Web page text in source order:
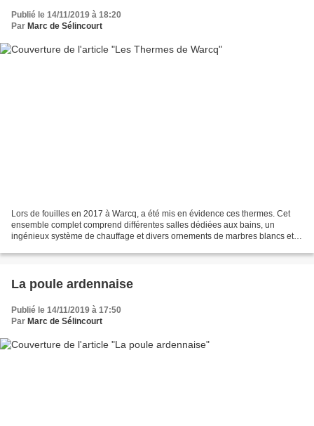
Publié le 14/11/2019 à 18:20
Par Marc de Sélincourt
Lors de fouilles en 2017 à Warcq, a été mis en évidence ces thermes. Cet
ensemble complet comprend différentes salles dédiées aux bains, un
ingénieux système de chauffage et divers ornements de marbres blancs et
La poule ardennaise
Publié le 14/11/2019 à 17:50
Par Marc de Sélincourt